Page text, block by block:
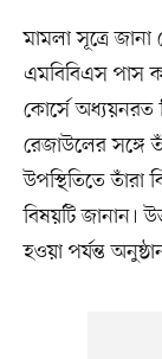
মামলা সূত্রে
এমবিবিএস পাস
কোর্সে অধ্যয়নরত
রেজাউলের সঙ্গে
উপস্থিতিতে তাঁরা
বিষয়টি জানান।
হওয়া পর্যন্ত